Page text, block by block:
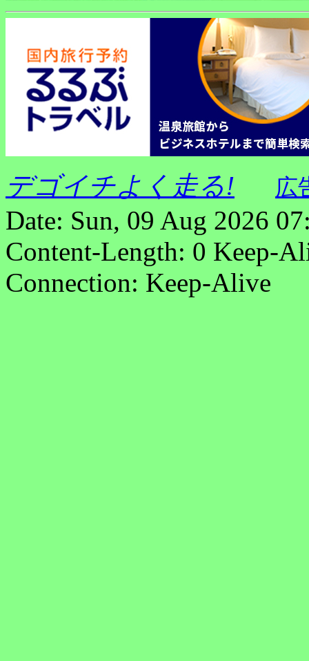
デゴイチよく走る! 広
Date: Sun, 09 Aug 2026
Content-Length: 0 Keep-
Connection: Keep-Alive